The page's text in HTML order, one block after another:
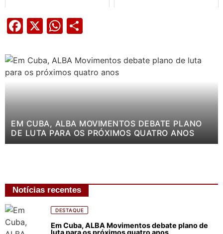
Facebook
X WhatsApp
EM CUBA, ALBA MOVIMENTOS DEBATE PLANO
DE LUTA PARA OS PRÓXIMOS QUATRO ANOS
Notícias recentes
DESTAQUE
Em Cuba, ALBA Movimentos debate plano de
luta para os próximos quatro anos